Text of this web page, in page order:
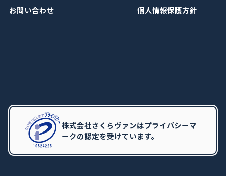
お問い合わせ
個人情報保護方針
株式会社さくらヴァンはプライバシーマ
ークの認定を受けています。